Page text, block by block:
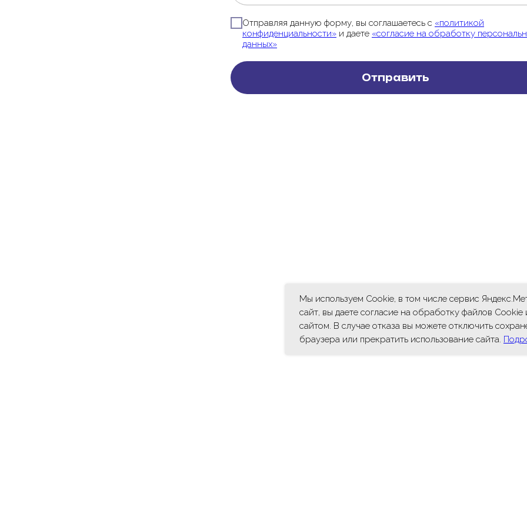
Отправляя данную форму, вы соглашаетесь с «политикой
конфиденциальности» и даете «согласие на обработку
данных»
Отправить
Мы используем Cookie, в том числе сервис
сайт, вы даете согласие на обработку файлов
сайтом. В случае отказа вы можете отключить
браузера или прекратить использование сайта.